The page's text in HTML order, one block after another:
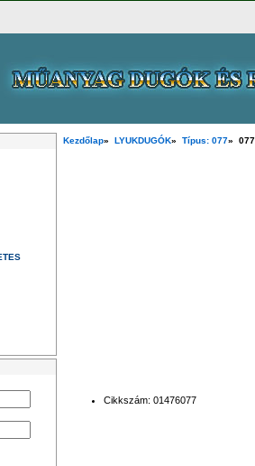
Kezdőlap» LYUKDUGÓK» Típus: 077» 077
Cikkszám: 01476077